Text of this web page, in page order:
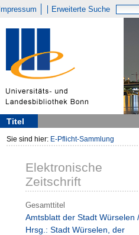
Impressum Erweiterte Suche
Titel
Sie sind hier: E-Pflicht-Sammlung
Elektronische
Zeitschrift
Gesamttitel
Amtsblatt der Stadt Würselen /
Hrsg.: Stadt Würselen, der